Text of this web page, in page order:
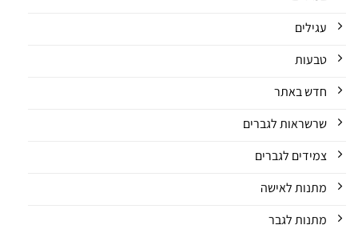
עגילים
טבעות
חדש באתר
שרשראות לגברים
צמידים לגברים
מתנות לאישה
מתנות לגבר